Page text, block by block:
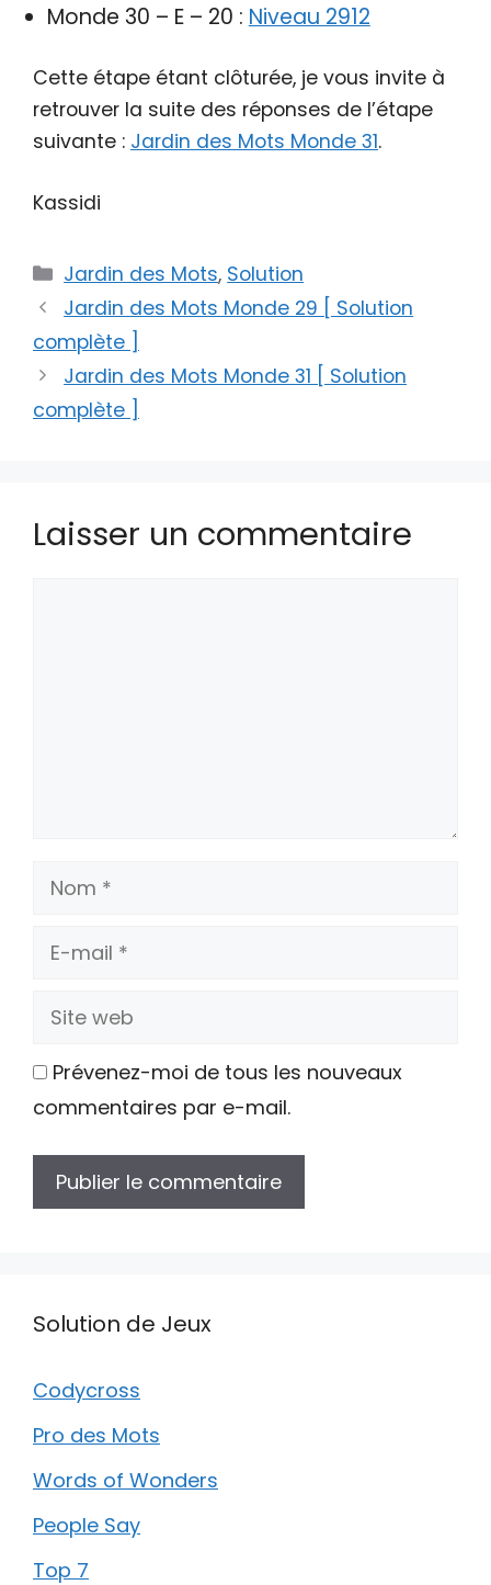
Monde 30 – E – 20 : Niveau 2912
Cette étape étant clôturée, je vous invite à
retrouver la suite des réponses de l’étape
suivante : Jardin des Mots Monde 31.
Kassidi
Catégories
Jardin des Mots, Solution
Jardin des Mots Monde 29 [ Solution
complète ]
Jardin des Mots Monde 31 [ Solution
complète ]
Laisser un commentaire
Nom
E-
Site
Prévenez-moi de tous les nouveaux
commentaires par e-mail.
Solution de Jeux
Codycross
Pro des Mots
Words of Wonders
People Say
Top 7